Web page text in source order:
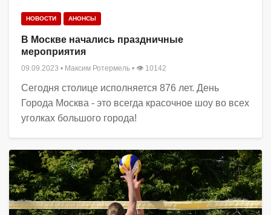
НОВОСТИ АНОНСЫ
В Москве начались праздничные
мероприятия
09.09.2023 • Максим Ротермель • 👁 10142
Сегодня столице исполняется 876 лет. День
Города Москва - это всегда красочное шоу во всех
уголках большого города!